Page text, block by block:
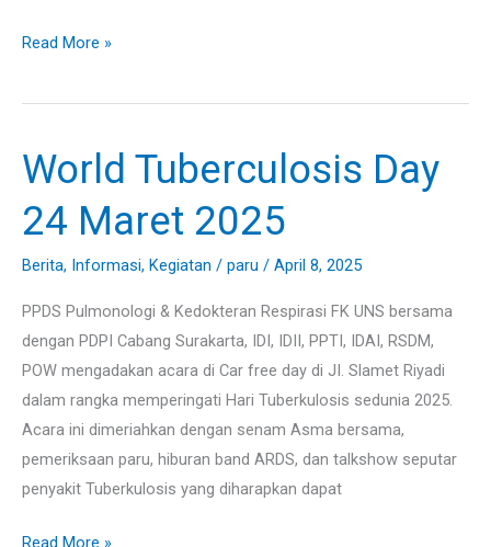
Read More »
World Tuberculosis Day
24 Maret 2025
Berita, Informasi, Kegiatan / paru / April 8, 2025
PPDS Pulmonologi & Kedokteran Respirasi FK UNS bersama
dengan PDPI Cabang Surakarta, IDI, IDII, PPTI, IDAI, RSDM,
POW mengadakan acara di Car free day di JI. Slamet Riyadi
dalam rangka memperingati Hari Tuberkulosis sedunia 2025.
Acara ini dimeriahkan dengan senam Asma bersama,
pemeriksaan paru, hiburan band ARDS, dan talkshow seputar
penyakit Tuberkulosis yang diharapkan dapat
World
Tuberculosis
Day
Maret
2025
Read More »